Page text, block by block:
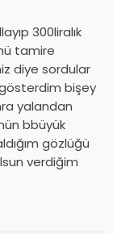
300liralık
tamire
diye sordular
gösterdim bişey
yalandan
bbüyük
gözlüğü
verdiğim